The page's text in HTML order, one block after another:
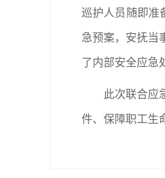
巡护人员随即准
急预案，安抚当
了内部安全应急
此次联合应
件、保障职工生